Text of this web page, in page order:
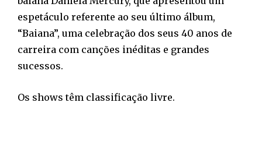
espetáculo referente ao seu último álbum,
“Baiana”, uma celebração dos seus 40 anos de
carreira com canções inéditas e grandes
sucessos.
Os shows têm classificação livre.